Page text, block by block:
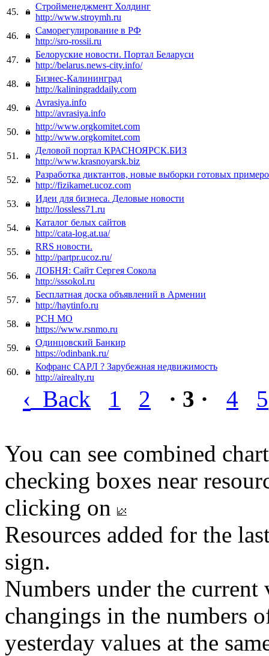
45.
Стройменеджмент Холдинг
http://www.stroymh.ru
46.
Саморегулирование в РФ
http://sro-rossii.ru
47.
Белоруские новости. Портал Беларуси
http://belarus.news-city.info/
48.
Бизнес-Калининград
http://kaliningraddaily.com
49.
Avrasiya.info
http://avrasiya.info
50.
http://www.orgkomitet.com
http://www.orgkomitet.com
51.
Деловой портал КРАСНОЯРСК.БИЗ
http://www.krasnoyarsk.biz
52.
Разработка диктантов, новые выборки готовых
http://fizikamet.ucoz.com
53.
Идеи для бизнеса. Деловые новости
http://lossless71.ru
54.
Каталог белых сайтов
http://cata-log.at.ua/
55.
RRS новости.
http://partpr.ucoz.ru/
56.
ЛОБНЯ: Сайт Сергея Сокола
http://sssokol.ru
57.
Бесплатная доска объявлений в Армении
http://haytinfo.ru
58.
РСН МО
https://www.rsnmo.ru
59.
Одинцовский Банкир
https://odinbank.ru/
60.
Кофранс САРЛ ? Зарубежная недвижимость
http://airealty.ru
‹ Back 1 2 · 3 · 4 5
You can see combined
checking boxes near
clicking on
Resources added for the
sign.
Numbers under the
changings in the numbers
yesterday values at the